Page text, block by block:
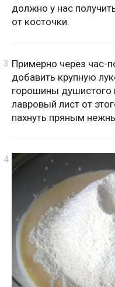
должно у нас
от косточки.
Примерно через час-
добавить крупную
горошины душистого
лавровый лист от
пахнуть пряным